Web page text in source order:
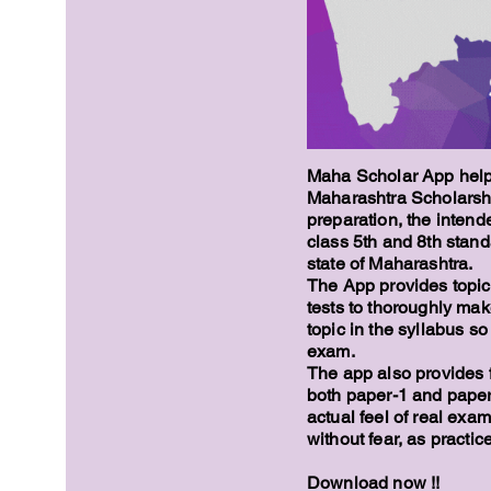
Maha Scholar App
Maharashtra
preparation, the
class 5th and 8th
state of Maharashtra.
The App provides
tests to thoroughly
topic in the syllabus
exam.
The app also provides
both paper-1 and
actual feel of real
without fear, as
Download now !!